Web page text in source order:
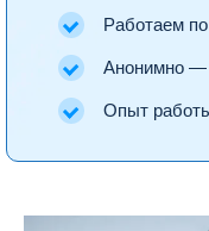
Работаем
Анонимно —
Опыт